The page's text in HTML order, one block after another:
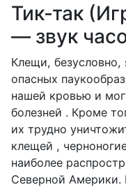
Тик-так
— звук
Клещи,
опасных
нашей кровью и
болезней . Кроме
их трудно
клещей ,
наиболее
Северной Америки.